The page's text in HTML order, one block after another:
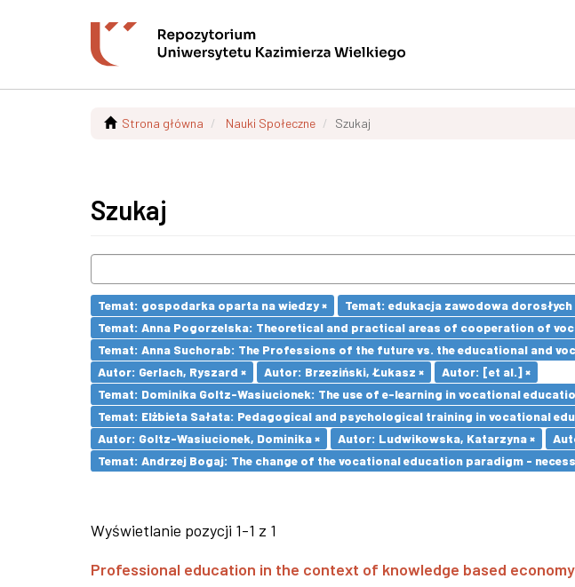
Strona główna Nauki Społeczne Szukaj
Szukaj
Temat: gospodarka oparta na wiedzy × Temat: edukacja zawodowa dorosłych
Temat: Anna Pogorzelska: Theoretical and practical areas of cooperation of
Temat: Anna Suchorab: The Professions of the future vs. the educational and
Autor: Gerlach, Ryszard ×
Autor: Brzeziński, Łukasz ×
Autor: [et al.] ×
Temat: Dominika Goltz-Wasiucionek: The use of e-learning in vocational
Temat: Elżbieta Sałata: Pedagogical and psychological training in vocational
Autor: Goltz-Wasiucionek, Dominika ×
Autor: Ludwikowska, Katarzyna ×
Temat: Andrzej Bogaj: The change of the vocational education paradigm -
Wyświetlanie pozycji 1-1 z 1
Professional education in the context of knowledge based